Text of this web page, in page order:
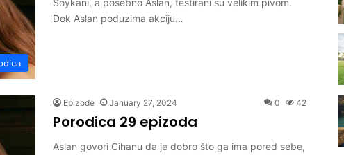
Soykani, a posebno Aslan, testirani su velikim pivom.
Dok Aslan poduzima akciju…
Epizode January 27, 2024 0 42
Porodica 29 epizoda
Aslan govori Cihanu da je dobro što ga ima pored sebe,